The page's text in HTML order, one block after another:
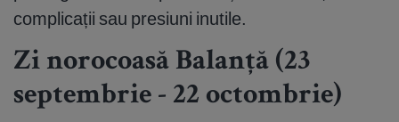
complicații sau presiuni inutile.
Zi norocoasă Balanță (23
septembrie - 22 octombrie)